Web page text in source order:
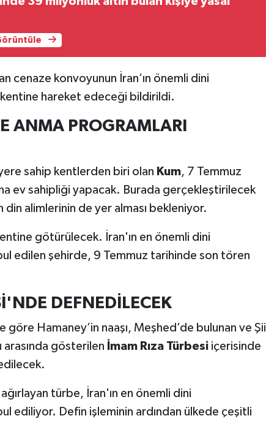
cenaze konvoyunun İran’ın önemli dini
hareket edeceği bildirildi.
ANMA PROGRAMLARI
yere sahip kentlerden biri olan Kum, 7 Temmuz
ev sahipliği yapacak. Burada gerçekleştirilecek
alimlerinin de yer alması bekleniyor.
götürülecek. İran'ın en önemli dini
edilen şehirde, 9 Temmuz tarihinde son tören
DEFNEDİLECEK
göre Hamaney’in naaşı, Meşhed’de bulunan ve Şii
arasında gösterilen İmam Rıza Türbesiiçerisinde
türbe, İran'ın en önemli dini
ediliyor. Defin işleminin ardından ülkede çeşitli